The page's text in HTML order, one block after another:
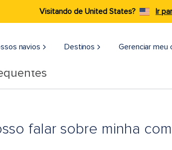
Visitando de United States? Ir
navios Destinos Gerenciar meu
falar sobre minha